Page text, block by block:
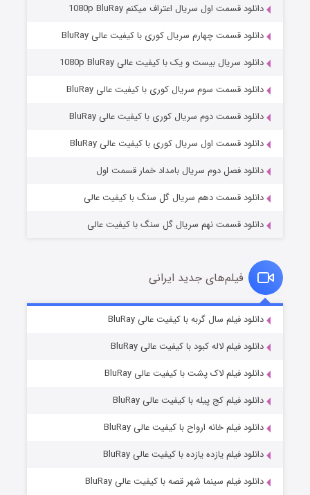
مردگان متحرک: شهر مرده ۳
قسمت۲ (زیرنویس) منتشر شد
قسمت۷ (زیرنویس) منتشر شد
دانلود قسمت اول سریال اعتراف میکنم 1080p BluRay
دانلود قسمت چهارم سریال کوری با کیفیت عالی BluRay
دانلود سریال بیست و یک با کیفیت عالی 1080p BluRay
دانلود قسمت سوم سریال کوری با کیفیت عالی BluRay
دانلود قسمت دوم سریال کوری با کیفیت عالی BluRay
دانلود قسمت اول سریال کوری با کیفیت عالی BluRay
دانلود فصل دوم سریال بامداد خمار قسمت اول
دانلود قسمت دهم سریال گل سنگ با کیفیت عالی
دانلود قسمت نهم سریال گل سنگ با کیفیت عالی
فیلم‌های جدید ایرانی
دانلود فیلم سال گربه با کیفیت عالی BluRay
دانلود فیلم لاله کبود با کیفیت عالی BluRay
دانلود فیلم لاک پشت با کیفیت عالی BluRay
دانلود فیلم کج‌ پیله با کیفیت عالی BluRay
دانلود فیلم خانه ارواح با کیفیت عالی BluRay
دانلود فیلم یازده یازده با کیفیت عالی BluRay
دانلود فیلم سینما شهر قصه با کیفیت عالی BluRay